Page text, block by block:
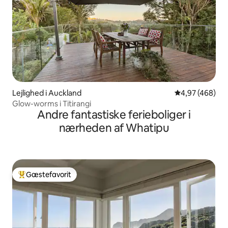
Lejlighed i Auckland 4,97 ud af 5 i
4,97 (468)
Glow-worms i Titirangi
Andre fantastiske ferieboliger i
nærheden af Whatipu
Bedste gæstefavorit
Gæstefavorit